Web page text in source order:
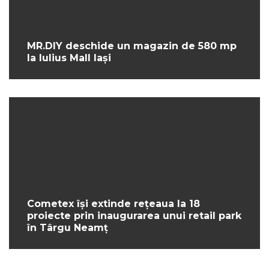
MR.DIY deschide un magazin de 580 mp
la Iulius Mall Iași
Cometex își extinde rețeaua la 18
proiecte prin inaugurarea unui retail park
în Târgu Neamț